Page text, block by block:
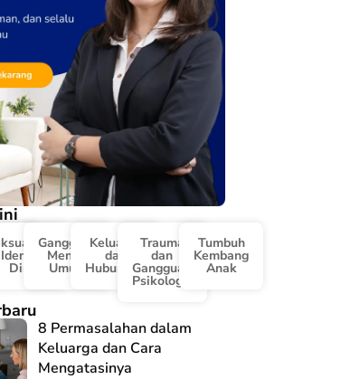
Diri
Gangguan
Mental
Umum
Keluarga
dan
Hubungan
Trauma
dan
Gangguan
Psikologis
Tumbuh
Kembang
Anak
8 Permasalahan dalam
Keluarga dan Cara
Mengatasinya